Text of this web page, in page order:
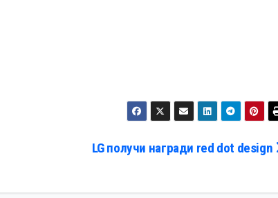
LG получи награди red dot design